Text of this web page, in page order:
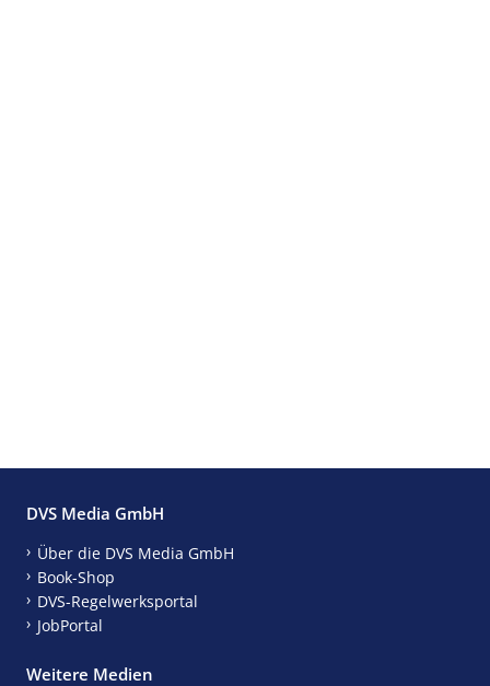
DVS Media GmbH
Über die DVS Media GmbH
Book-Shop
DVS-Regelwerksportal
JobPortal
Weitere Medien